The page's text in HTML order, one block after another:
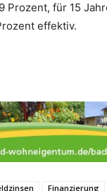
Prozent, für 15
effektiv.
Finanzierung